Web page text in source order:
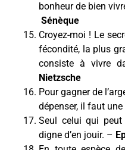
bonheur de bien
Sénèque
Croyez-moi ! Le
fécondité, la plus
consiste à vivre
Nietzsche
Pour gagner de
dépenser, il faut
Seul celui qui
digne d’en jouir. –